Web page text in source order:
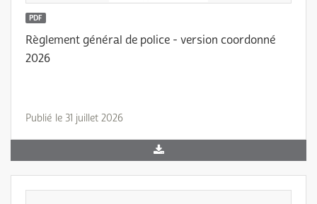
PDF
Règlement général de police - version coordonné
2026
Publié le 31 juillet 2026